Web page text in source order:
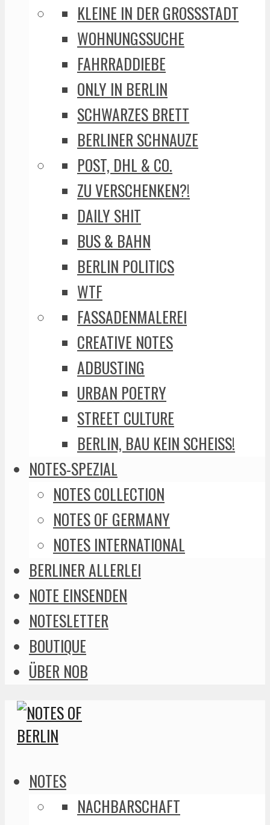
KLEINE IN DER GROSSSTADT
WOHNUNGSSUCHE
FAHRRADDIEBE
ONLY IN BERLIN
SCHWARZES BRETT
BERLINER SCHNAUZE
POST, DHL & CO.
ZU VERSCHENKEN?!
DAILY SHIT
BUS & BAHN
BERLIN POLITICS
WTF
FASSADENMALEREI
CREATIVE NOTES
ADBUSTING
URBAN POETRY
STREET CULTURE
BERLIN, BAU KEIN SCHEISS!
NOTES-SPEZIAL
NOTES COLLECTION
NOTES OF GERMANY
NOTES INTERNATIONAL
BERLINER ALLERLEI
NOTE EINSENDEN
NOTESLETTER
BOUTIQUE
ÜBER NOB
NOTES
NACHBARSCHAFT